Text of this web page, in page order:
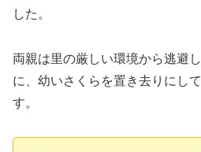
した。
両親は里の厳しい環境から逃避
に、幼いさくらを置き去りにし
す。